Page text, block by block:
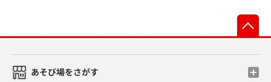
あそび場をさがす